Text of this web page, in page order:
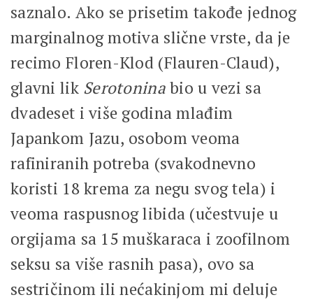
saznalo. Ako se prisetim takođe jednog
marginalnog motiva slične vrste, da je
recimo Floren-Klod (Flauren-Claud),
glavni lik Serotoninabio u vezi sa
dvadeset i više godina mlađim
Japankom Jazu, osobom veoma
rafiniranih potreba (svakodnevno
koristi 18 krema za negu svog tela) i
veoma raspusnog libida (učestvuje u
orgijama sa 15 muškaraca i zoofilnom
seksu sa više rasnih pasa), ovo sa
sestričinom ili nećakinjom mi deluje